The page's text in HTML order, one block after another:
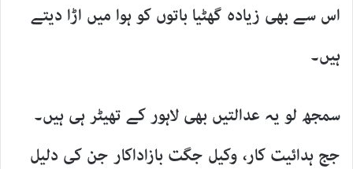
اس سے بھی زیادہ گھٹیا باتوں کو ہوا میں اڑا دیتے
ہیں۔
سمجھ لو یہ عدالتیں بھی لاہور کے تھیٹر ہی ہیں۔
جج ہدائیت کار، وکیل جگت بازاداکار جن کی دلیل